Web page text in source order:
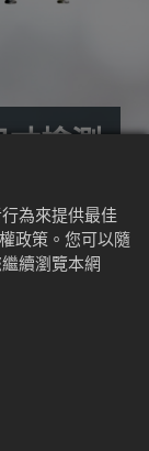
寸檢測
整修、
為來提供最佳
政策。您可以隨
續瀏覽本網